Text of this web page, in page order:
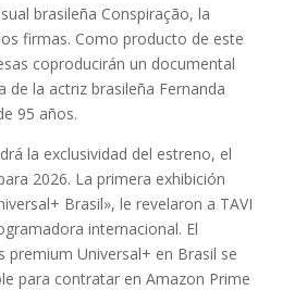
brasileña Conspiração, la
firmas. Como producto de este
coproducirán un documental
de la actriz brasileña Fernanda
95 años.
la exclusividad del estreno, el
2026. La primera exhibición
Brasil», le revelaron a TAVI
internacional. El
premium Universal+ en Brasil se
para contratar en Amazon Prime